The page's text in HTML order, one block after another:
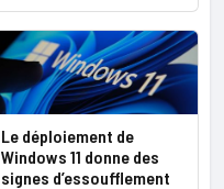
Le déploiement de
Windows 11 donne des
signes d’essoufflement